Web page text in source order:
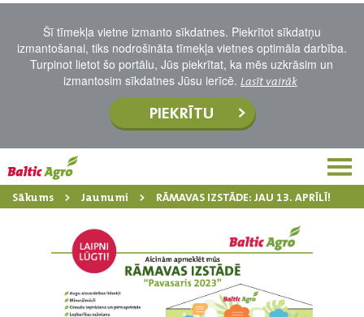
Šī tīmekļa vietne izmanto sīkdatnes. Piekrītot sīkdatņu
izmantošanai, tiks nodrošināta tīmekļa vietnes optimāla darbība.
Turpinot lietot šo portālu, Jūs piekrītat, ka mēs uzkrāsim un
izmantosim sīkdatnes Jūsu ierīcē. Lasīt vairāk
PIEKRĪTU
Sākums Jaunumi RĀMAVAS IZSTĀDE: JAU 13. APRĪLĪ!